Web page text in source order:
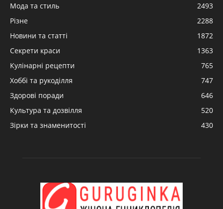
Мода та стиль
2493
Різне
2288
Новини та статті
1872
Секрети краси
1363
Кулінарні рецепти
765
Хоббі та рукоділля
747
Здорові поради
646
Культура та дозвілля
520
Зірки та знаменитості
430